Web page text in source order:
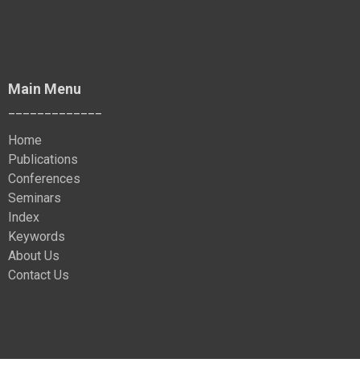
Main Menu
Home
Publications
Conferences
Seminars
Index
Keywords
About Us
Contact Us